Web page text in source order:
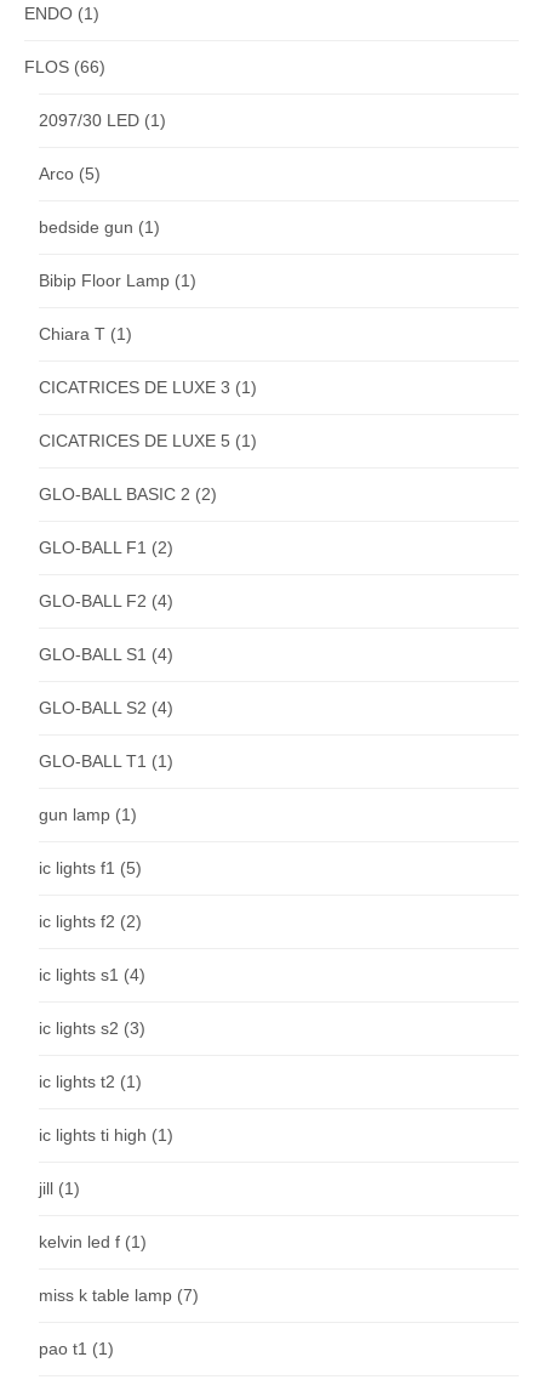
ENDO (1)
FLOS (66)
2097/30 LED (1)
Arco (5)
bedside gun (1)
Bibip Floor Lamp (1)
Chiara T (1)
CICATRICES DE LUXE 3 (1)
CICATRICES DE LUXE 5 (1)
GLO-BALL BASIC 2 (2)
GLO-BALL F1 (2)
GLO-BALL F2 (4)
GLO-BALL S1 (4)
GLO-BALL S2 (4)
GLO-BALL T1 (1)
gun lamp (1)
ic lights f1 (5)
ic lights f2 (2)
ic lights s1 (4)
ic lights s2 (3)
ic lights t2 (1)
ic lights ti high (1)
jill (1)
kelvin led f (1)
miss k table lamp (7)
pao t1 (1)